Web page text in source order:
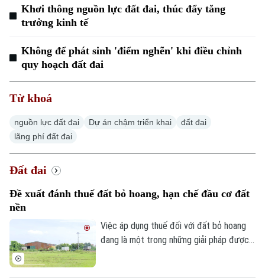
Khơi thông nguồn lực đất đai, thúc đẩy tăng
trưởng kinh tế
Không để phát sinh 'điểm nghẽn' khi điều chỉnh
quy hoạch đất đai
Từ khoá
nguồn lực đất đai Dự án chậm triển khai
đất đai
lãng phí đất đai
Đất đai
Đề xuất đánh thuế đất bỏ hoang, hạn chế đầu cơ đất
nền
Việc áp dụng thuế đối với đất bỏ hoang
đang là một trong những giải pháp được